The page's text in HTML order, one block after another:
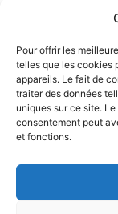
Pour offrir les
telles que les cookies
appareils. Le fait de
traiter des données
uniques sur ce site.
consentement peut
et fonctions.
Politique de
Contact